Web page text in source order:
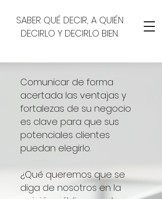
SABER QUÉ DECIR, A QUIÉN
DECIRLO Y DECIRLO BIEN.
Comunicar de forma
acertada las ventajas y
fortalezas de su negocio
es clave para que sus
potenciales clientes
puedan elegirlo.
¿Qué queremos que se
diga de nosotros en la